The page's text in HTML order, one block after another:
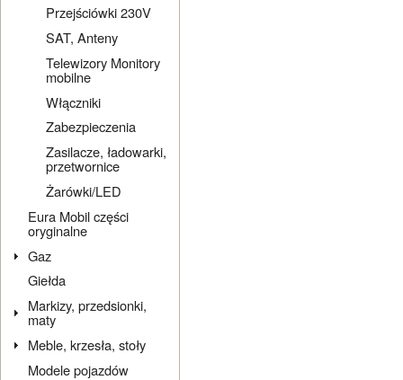
Przejściówki 230V
SAT, Anteny
Telewizory Monitory
mobilne
Włączniki
Zabezpieczenia
Zasilacze, ładowarki,
przetwornice
Żarówki/LED
Eura Mobil części
oryginalne
Gaz
Giełda
Markizy, przedsionki,
maty
Meble, krzesła, stoły
Modele pojazdów